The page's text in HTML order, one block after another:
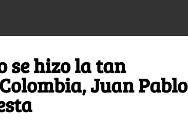
se hizo la tan
Juan Pablo